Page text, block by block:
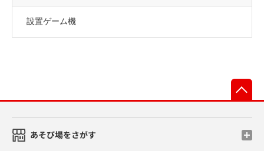
設置ゲーム機
あそび場をさがす